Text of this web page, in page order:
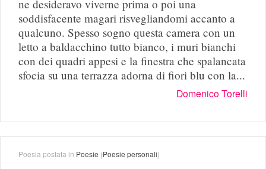
ne desideravo viverne prima o poi una
soddisfacente magari risvegliandomi accanto a
qualcuno. Spesso sogno questa camera con un
letto a baldacchino tutto bianco, i muri bianchi
con dei quadri appesi e la finestra che spalancata
sfocia su una terrazza adorna di fiori blu con la...
Domenico Torelli
Poesia postata in Poesie (Poesie personali)